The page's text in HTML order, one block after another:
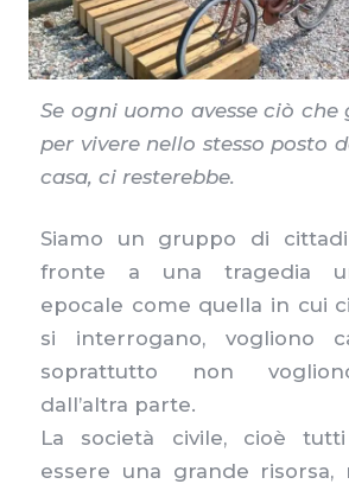
Se ogni uomo avesse ciò
per vivere nello stesso posto
casa, ci resterebbe.
Siamo un gruppo di
fronte a una tragedia
epocale come quella in cui
si interrogano, vogliono
soprattutto non
dall’altra parte.
La società civile, cioè
essere una grande risorsa,